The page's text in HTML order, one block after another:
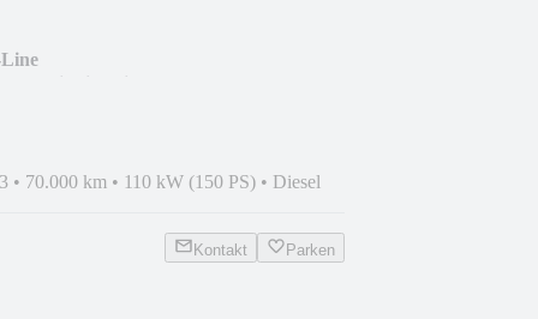
• 70.000 km • 110 kW (150 PS) • Diesel
Kontakt Parken